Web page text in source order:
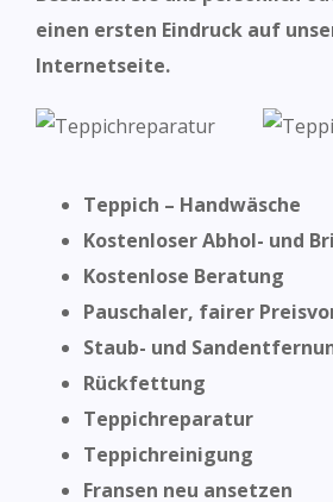
einen ersten Eindruck auf
Internetseite.
Teppich – Handwäsche
Kostenloser Abhol- und
Kostenlose Beratung
Pauschaler, fairer
Staub- und
Rückfettung
Teppichreparatur
Teppichreinigung
Fransen neu ansetzen